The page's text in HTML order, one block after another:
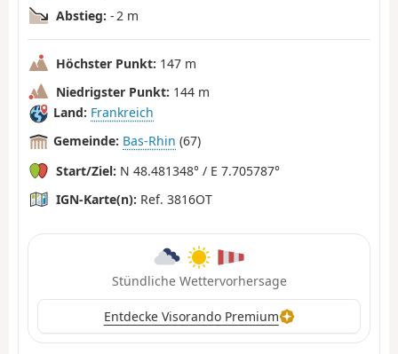
Abstieg: - 2 m
Höchster Punkt: 147 m
Niedrigster Punkt: 144 m
Land: Frankreich
Gemeinde: Bas-Rhin (67)
Start/Ziel: N 48.481348° / E 7.705787°
IGN-Karte(n): Ref. 3816OT
Stündliche Wettervorhersage
Entdecke Visorando Premium